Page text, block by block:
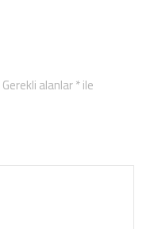
Gerekli alanlar*ile